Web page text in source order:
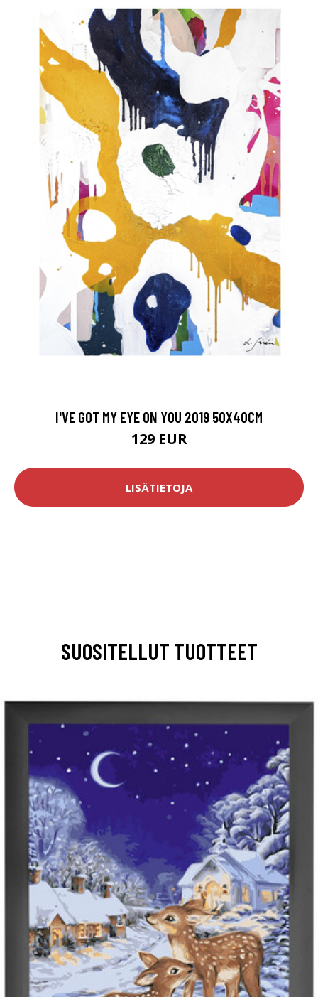
I'VE GOT MY EYE ON YOU 2019 50X40CM
129 EUR
LISÄTIETOJA
SUOSITELLUT TUOTTEET